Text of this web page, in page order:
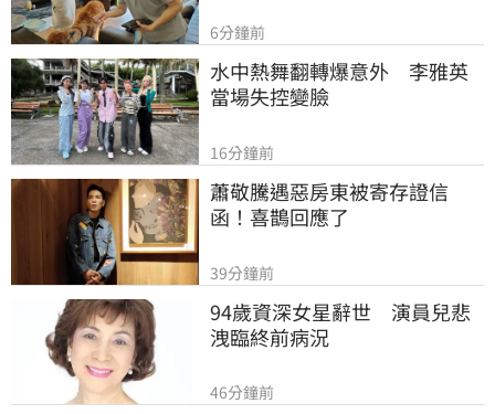
6分鐘前
水中熱舞翻轉爆意外　李雅英
當場失控變臉
16分鐘前
蕭敬騰遇惡房東被寄存證信
函！喜鵲回應了
39分鐘前
94歲資深女星辭世　演員兒悲
洩臨終前病況
46分鐘前